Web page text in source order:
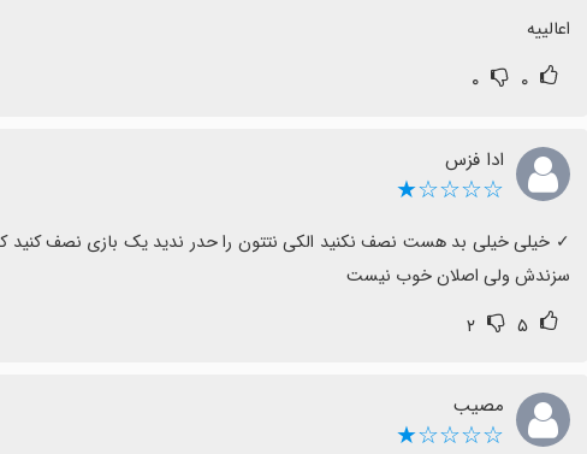
اعالییه
۰ ۰
ادا فزس
☆☆☆☆★
سزندش ولی اصلان خوب نیست
۵ ۲
مصیب
☆☆☆☆★